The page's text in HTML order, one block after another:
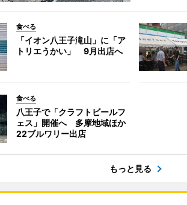
食べる
「イオン八王子滝山」に「ア
トリエうかい」 9月出店へ
食べる
八王子で「クラフトビールフ
ェス」開催へ 多摩地域ほか
22ブルワリー出店
もっと見る